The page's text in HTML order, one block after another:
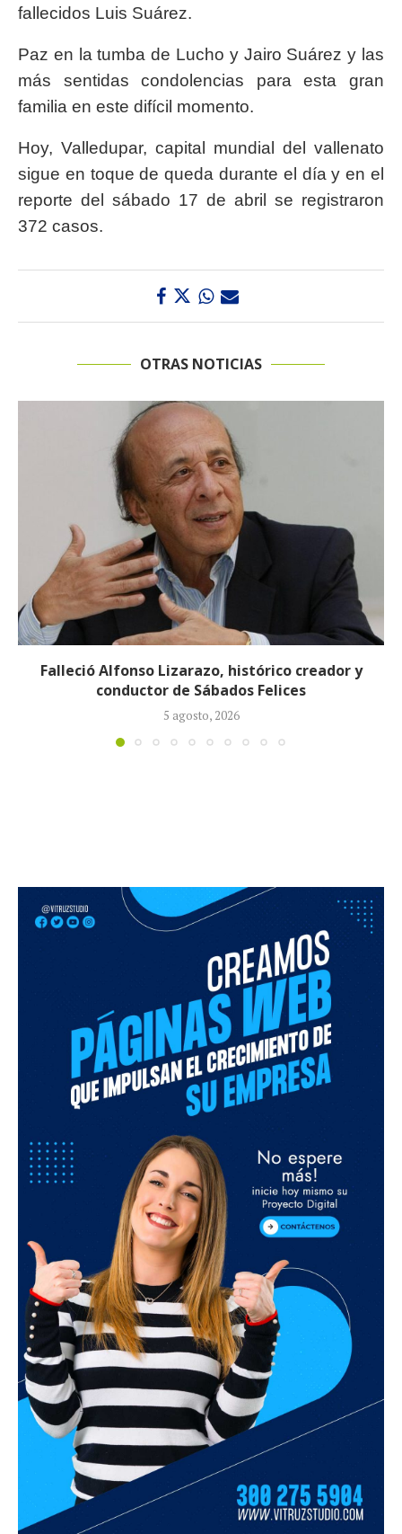
fallecidos Luis Suárez.
Paz en la tumba de Lucho y Jairo Suárez y las
más sentidas condolencias para esta gran
familia en este difícil momento.
Hoy, Valledupar, capital mundial del vallenato
sigue en toque de queda durante el día y en el
reporte del sábado 17 de abril se registraron
372 casos.
OTRAS NOTICIAS
Preocupa el estado de salud de Nafer
permanece en UCI en...
23 julio, 2026